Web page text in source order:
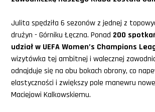
Julita spędziła 6 sezonów z jednej z
drużyn - Górniku Łęczna. Ponad 200
udział w UEFA Women’s Champions
wizytówka tej ambitnej i walecznej
odnajduje się na obu bokach obrony, co
elastyczności i zwiększy pole manewru
Maciejowi Kalkowskiemu.